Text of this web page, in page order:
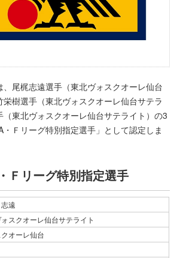
、尾梶志遠選手（東北ヴォスクオーレ仙台
樹選手（東北ヴォスクオーレ仙台サテラ
（東北ヴォスクオーレ仙台サテライト）の3
Ｆリーグ特別指定選手」として認定しま
Ｆリーグ特別指定選手
遠
スクオーレ仙台サテライト
オーレ仙台